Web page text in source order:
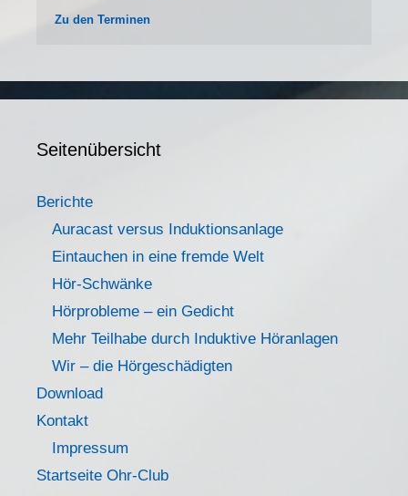
Zu den Terminen
Seitenübersicht
Berichte
Auracast versus Induktionsanlage
Eintauchen in eine fremde Welt
Hör-Schwänke
Hörprobleme – ein Gedicht
Mehr Teilhabe durch Induktive Höranlagen
Wir – die Hörgeschädigten
Download
Kontakt
Impressum
Startseite Ohr-Club